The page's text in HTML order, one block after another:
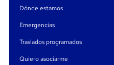
Dónde estamos
Emergencias
Traslados programados
Quiero asociarme